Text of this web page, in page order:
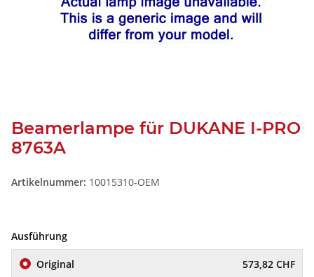
Beamerlampe für DUKANE I-PRO
8763A
Artikelnummer: 10015310-OEM
Ausführung
Original 573,82 CHF